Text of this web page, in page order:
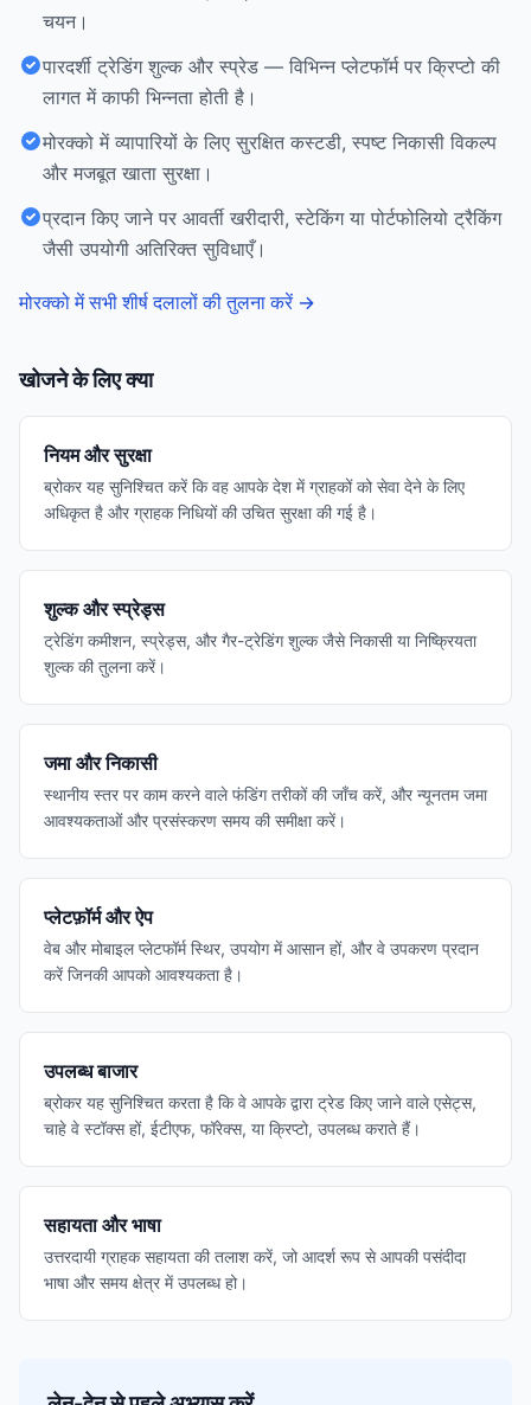
चयन।
पारदर्शी ट्रेडिंग शुल्क और स्प्रेड — विभिन्न प्लेटफॉर्म पर क्रिप्टो की
लागत में काफी भिन्नता होती है।
मोरक्को में व्यापारियों के लिए सुरक्षित कस्टडी, स्पष्ट निकासी विकल्प
और मजबूत खाता सुरक्षा।
प्रदान किए जाने पर आवर्ती खरीदारी, स्टेकिंग या पोर्टफोलियो ट्रैकिंग
जैसी उपयोगी अतिरिक्त सुविधाएँ।
मोरक्को में सभी शीर्ष दलालों की तुलना करें →
खोजने के लिए क्या
नियम और सुरक्षा
ब्रोकर यह सुनिश्चित करें कि वह आपके देश में ग्राहकों को सेवा देने के लिए
अधिकृत है और ग्राहक निधियों की उचित सुरक्षा की गई है।
शुल्क और स्प्रेड्स
ट्रेडिंग कमीशन, स्प्रेड्स, और गैर-ट्रेडिंग शुल्क जैसे निकासी या निष्क्रियता
शुल्क की तुलना करें।
जमा और निकासी
स्थानीय स्तर पर काम करने वाले फंडिंग तरीकों की जाँच करें, और न्यूनतम जमा
आवश्यकताओं और प्रसंस्करण समय की समीक्षा करें।
प्लेटफ़ॉर्म और ऐप
वेब और मोबाइल प्लेटफॉर्म स्थिर, उपयोग में आसान हों, और वे उपकरण प्रदान
करें जिनकी आपको आवश्यकता है।
उपलब्ध बाजार
ब्रोकर यह सुनिश्चित करता है कि वे आपके द्वारा ट्रेड किए जाने वाले एसेट्स,
चाहे वे स्टॉक्स हों, ईटीएफ, फॉरेक्स, या क्रिप्टो, उपलब्ध कराते हैं।
सहायता और भाषा
उत्तरदायी ग्राहक सहायता की तलाश करें, जो आदर्श रूप से आपकी पसंदीदा
भाषा और समय क्षेत्र में उपलब्ध हो।